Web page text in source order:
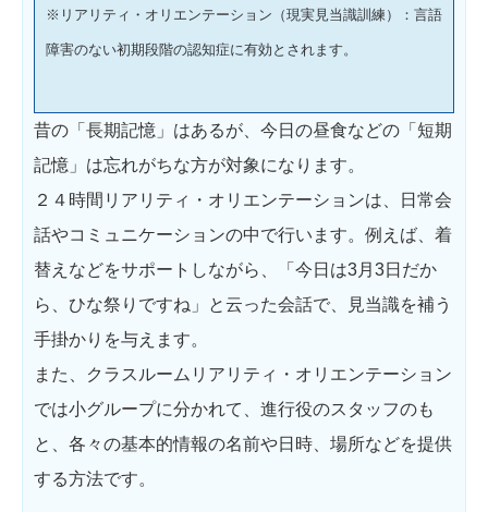
※リアリティ・オリエンテーション（現実見当識訓練）：言語
障害のない初期段階の認知症に有効とされます。
昔の「長期記憶」はあるが、今日の昼食などの「短期
記憶」は忘れがちな方が対象になります。
２４時間リアリティ・オリエンテーションは、日常会
話やコミュニケーションの中で行います。例えば、着
替えなどをサポートしながら、「今日は3月3日だか
ら、ひな祭りですね」と云った会話で、見当識を補う
手掛かりを与えます。
また、クラスルームリアリティ・オリエンテーション
では小グループに分かれて、進行役のスタッフのも
と、各々の基本的情報の名前や日時、場所などを提供
する方法です。